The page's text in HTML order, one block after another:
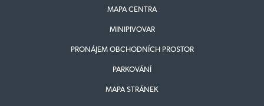
MAPA CENTRA
MINIPIVOVAR
PRONÁJEM OBCHODNÍCH PROSTOR
PARKOVÁNÍ
MAPA STRÁNEK